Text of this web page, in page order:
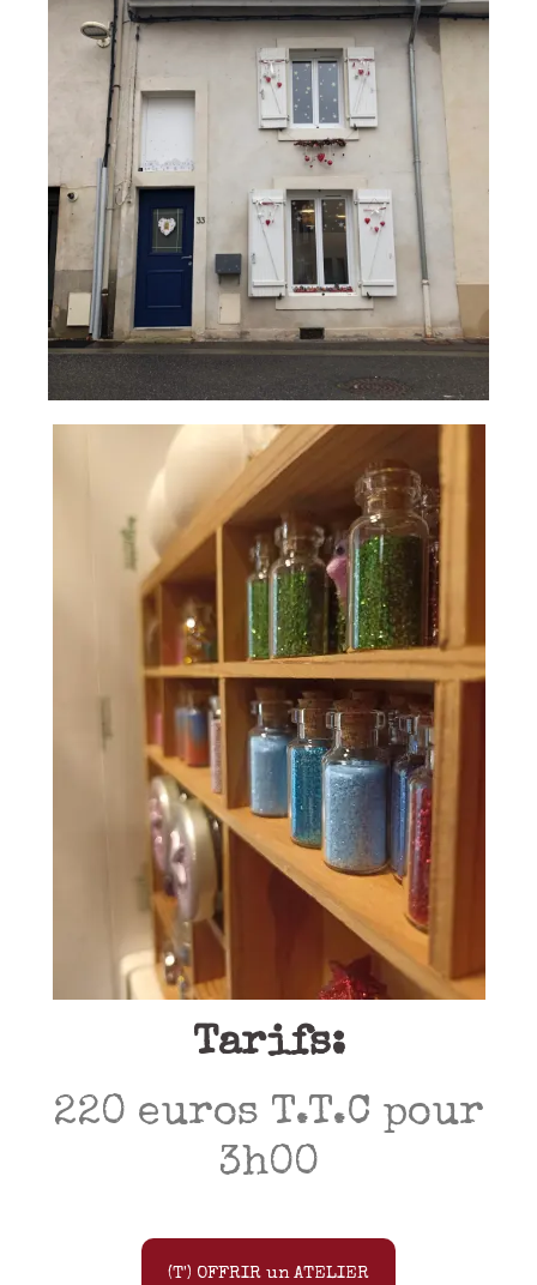
Tarifs:
220 euros T.T.C pour
3h00
(T') OFFRIR un ATELIER